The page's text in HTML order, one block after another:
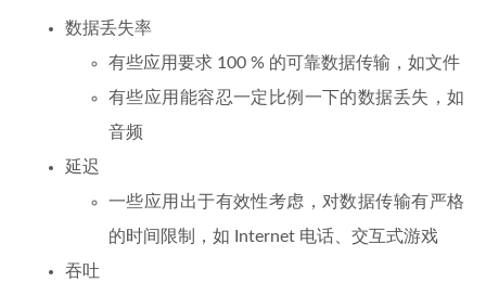
数据丢失率
有些应用要求 100 % 的可靠数据传输，如文件
有些应用能容忍一定比例一下的数据丢失，如
音频
延迟
一些应用出于有效性考虑，对数据传输有严格
的时间限制，如 Internet 电话、交互式游戏
吞吐